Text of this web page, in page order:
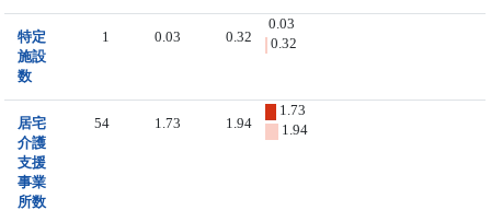
特定
施設
数
1 0.03 0.32
0.03
0.32
居宅
介護
支援
事業
所数
54 1.73 1.94
1.73
1.94